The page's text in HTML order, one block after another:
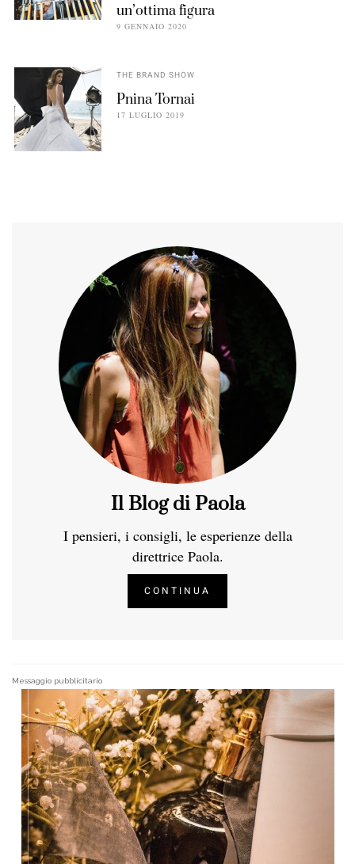
un’ottima figura
9 GENNAIO 2020
THE BRAND SHOW
Pnina Tornai
17 LUGLIO 2019
Il Blog di Paola
I pensieri, i consigli, le esperienze della
direttrice Paola.
CONTINUA
Messaggio pubblicitario